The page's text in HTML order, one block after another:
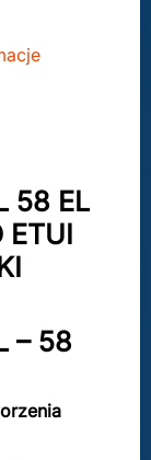
58 EL
ETUI
– 58